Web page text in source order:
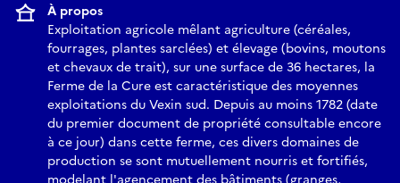
À propos
Exploitation agricole mêlant agriculture (céréales,
fourrages, plantes sarclées) et élevage (bovins, moutons
et chevaux de trait), sur une surface de 36 hectares, la
Ferme de la Cure est caractéristique des moyennes
exploitations du Vexin sud. Depuis au moins 1782 (date
du premier document de propriété consultable encore
à ce jour) dans cette ferme, ces divers domaines de
production se sont mutuellement nourris et fortifiés,